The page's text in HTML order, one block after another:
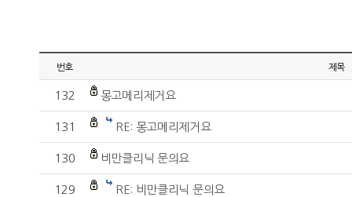
번호 제목
132 몽고메리제거요
131 RE: 몽고메리제거요
130 비만클리닉 문의요
129 RE: 비만클리닉 문의요